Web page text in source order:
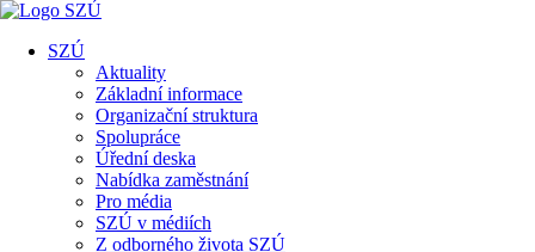
SZÚ
Aktuality
Základní informace
Organizační struktura
Spolupráce
Úřední deska
Nabídka zaměstnání
Pro média
SZÚ v médiích
Z odborného života SZÚ